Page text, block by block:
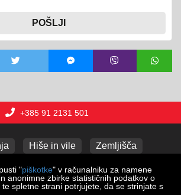
POŠLJI
+385 91 2131 501
Hiše in vile Zemljišča
Apartmaji Garaže
"piškotke" v računalniku za namene
anonimne zbirke statističnih podatkov o
spletne strani potrjujete, da se strinjate s